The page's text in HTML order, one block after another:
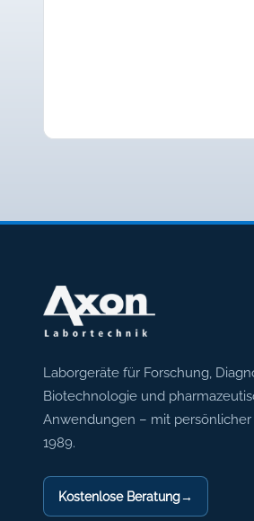
Axon
Laborgeräte für Forschung,
Biotechnologie und
Anwendungen – mit
1989.
Kostenlose Beratung→